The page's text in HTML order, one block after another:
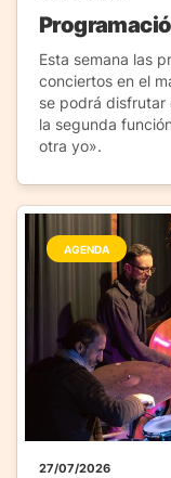
Esta semana las
conciertos en el
se podrá disfrutar
la segunda
otra yo».
AGENDA
27/07/2026